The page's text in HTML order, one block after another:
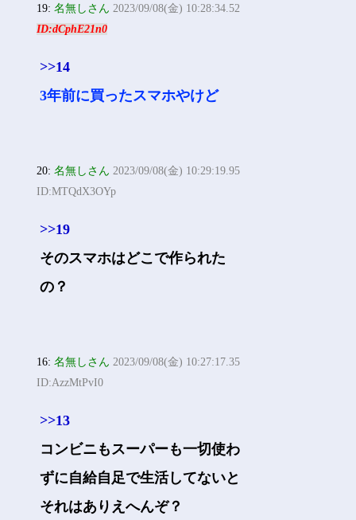
19:名無しさん 2023/09/08(金) 10:28:34.52
ID:dCphE21n0
>>14
3年前に買ったスマホやけど
20:名無しさん 2023/09/08(金) 10:29:19.95
ID:MTQdX3OYp
>>19
そのスマホはどこで作られた
の？
16:名無しさん 2023/09/08(金) 10:27:17.35
ID:AzzMtPvI0
>>13
コンビニもスーパーも一切使わ
ずに自給自足で生活してないと
それはありえへんぞ？